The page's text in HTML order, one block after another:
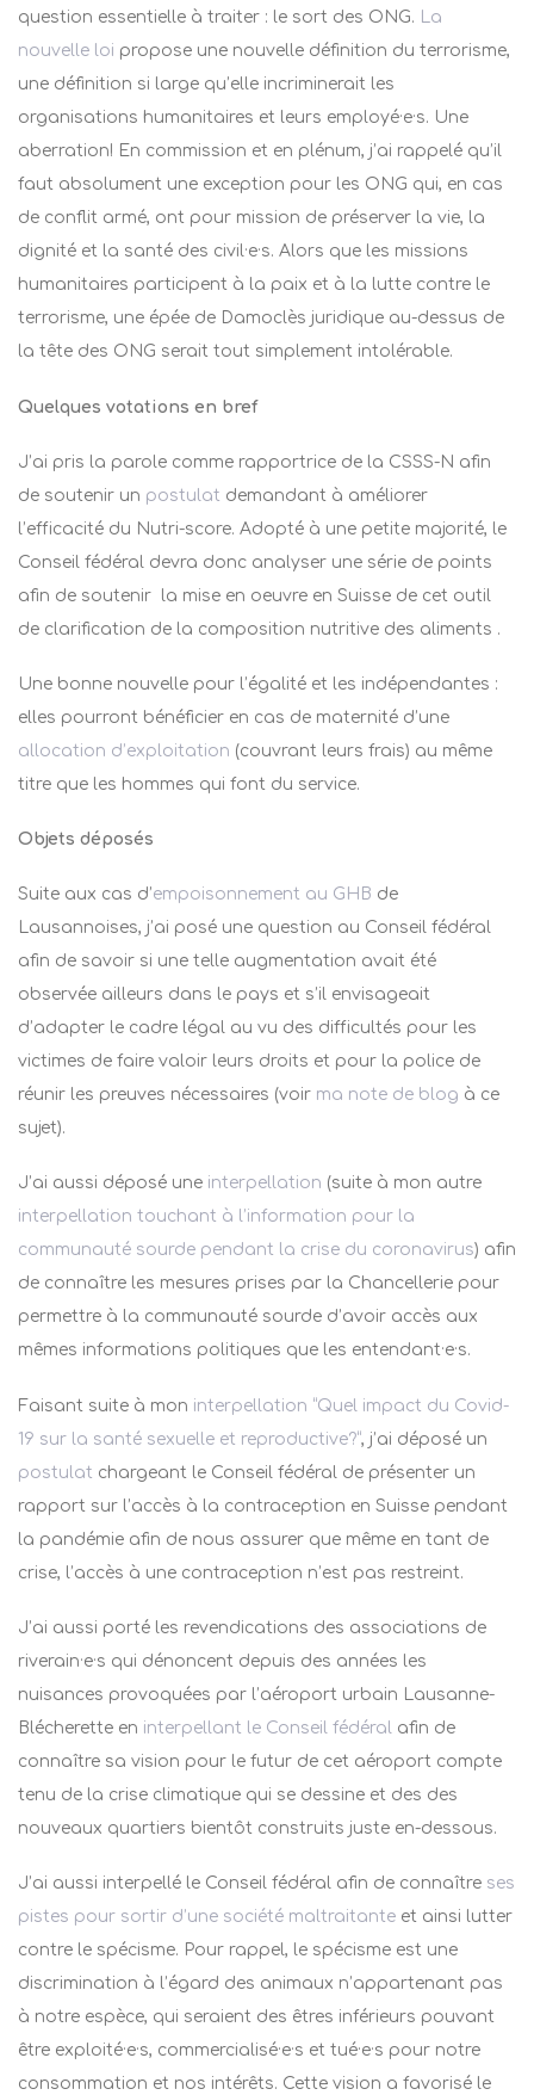
question essentielle à traiter : le sort des ONG. La
nouvelle loi propose une nouvelle définition du terrorisme,
une définition si large qu’elle incriminerait les
organisations humanitaires et leurs employé·e·s. Une
aberration! En commission et en plénum, j’ai rappelé qu’il
faut absolument une exception pour les ONG qui, en cas
de conflit armé, ont pour mission de préserver la vie, la
dignité et la santé des civil·e·s. Alors que les missions
humanitaires participent à la paix et à la lutte contre le
terrorisme, une épée de Damoclès juridique au-dessus de
la tête des ONG serait tout simplement intolérable.
Quelques votations en bref
J’ai pris la parole comme rapportrice de la CSSS-N afin
de soutenir un postulat demandant à améliorer
l’efficacité du Nutri-score. Adopté à une petite majorité, le
Conseil fédéral devra donc analyser une série de points
afin de soutenir la mise en oeuvre en Suisse de cet outil
de clarification de la composition nutritive des aliments .
Une bonne nouvelle pour l’égalité et les indépendantes :
elles pourront bénéficier en cas de maternité d’une
allocation d’exploitation (couvrant leurs frais) au même
titre que les hommes qui font du service.
Objets déposés
Suite aux cas d’empoisonnement au GHB de
Lausannoises, j’ai posé une question au Conseil fédéral
afin de savoir si une telle augmentation avait été
observée ailleurs dans le pays et s’il envisageait
d’adapter le cadre légal au vu des difficultés pour les
victimes de faire valoir leurs droits et pour la police de
réunir les preuves nécessaires (voir ma note de blog à ce
sujet).
J’ai aussi déposé une interpellation (suite à mon autre
interpellation touchant à l’information pour la
communauté sourde pendant la crise du coronavirus) afin
de connaître les mesures prises par la Chancellerie pour
permettre à la communauté sourde d’avoir accès aux
mêmes informations politiques que les entendant·e·s.
Faisant suite à mon interpellation “Quel impact du Covid-
19 sur la santé sexuelle et reproductive?“, j’ai déposé un
postulat chargeant le Conseil fédéral de présenter un
rapport sur l’accès à la contraception en Suisse pendant
la pandémie afin de nous assurer que même en tant de
crise, l’accès à une contraception n’est pas restreint.
J’ai aussi porté les revendications des associations de
riverain·e·s qui dénoncent depuis des années les
nuisances provoquées par l’aéroport urbain Lausanne-
Blécherette en interpellant le Conseil fédéral
afin de
connaître sa vision pour le futur de cet aéroport compte
tenu de la crise climatique qui se dessine et des des
nouveaux quartiers bientôt construits juste en-dessous.
J’ai aussi interpellé le Conseil fédéral afin de connaître ses
pistes pour sortir d’une société maltraitante et ainsi lutter
contre le spécisme. Pour rappel, le spécisme est une
discrimination à l’égard des animaux n’appartenant pas
à notre espèce, qui seraient des êtres inférieurs pouvant
être exploité·e·s, commercialisé·e·s et tué·e·s pour notre
consommation et nos intérêts. Cette vision a favorisé le